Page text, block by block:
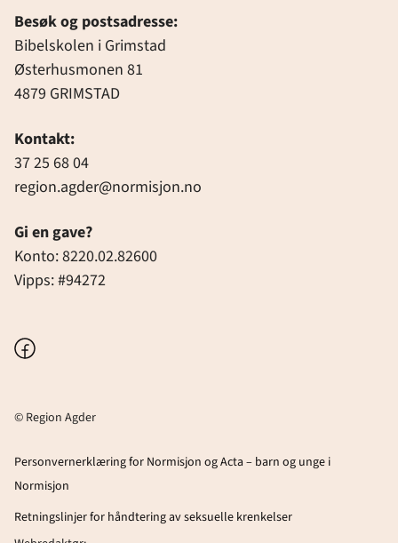
Besøk og postsadresse:
Bibelskolen i Grimstad
Østerhusmonen 81
4879 GRIMSTAD
Kontakt:
37 25 68 04
region.agder@normisjon.no
Gi en gave?
Konto: 8220.02.82600
Vipps: #94272
Facebook
© Region Agder
Personvernerklæring for Normisjon og Acta – barn og unge i
Normisjon
Retningslinjer for håndtering av seksuelle krenkelser